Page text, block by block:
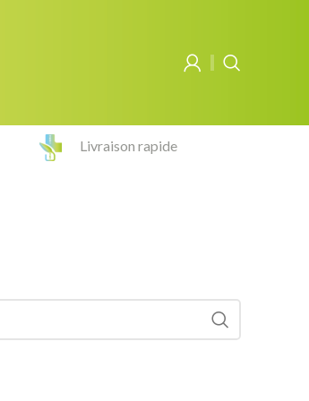
Livraison rapide